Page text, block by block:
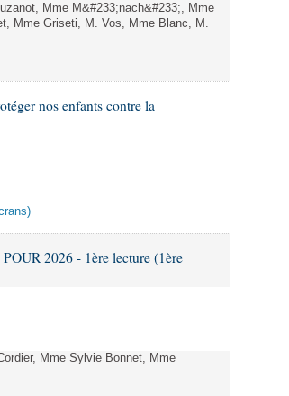
Mme M&#233;nach&#233;, Mme
Mme Griseti, M. Vos, Mme Blanc, M.
nos enfants contre la
2026 - 1ère lecture (1ère
Mme Sylvie Bonnet, Mme